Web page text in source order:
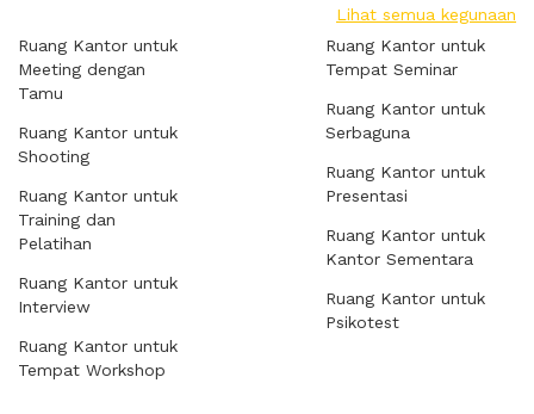
Lihat semua kegunaan
Ruang Kantor untuk
Meeting dengan
Tamu
Ruang Kantor untuk
Shooting
Ruang Kantor untuk
Training dan
Pelatihan
Ruang Kantor untuk
Interview
Ruang Kantor untuk
Tempat Workshop
Ruang Kantor untuk
Tempat Seminar
Ruang Kantor untuk
Serbaguna
Ruang Kantor untuk
Presentasi
Ruang Kantor untuk
Kantor Sementara
Ruang Kantor untuk
Psikotest